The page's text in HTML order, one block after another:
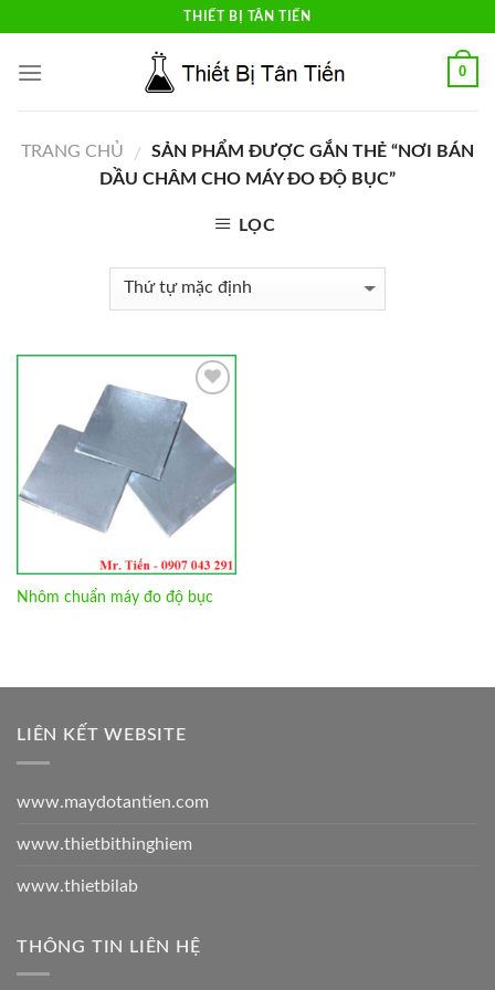
content
THIẾT BỊ TÂN TIẾN
0
TRANG CHỦ /
SẢN PHẨM ĐƯỢC GẮN THẺ “NƠI BÁN
DẦU CHÂM CHO MÁY ĐO ĐỘ BỤC”
LỌC
Add to
Wishlist
Nhôm chuẩn máy đo độ bục
LIÊN KẾT WEBSITE
www.maydotantien.com
www.thietbithinghiem
www.thietbilab
THÔNG TIN LIÊN HỆ